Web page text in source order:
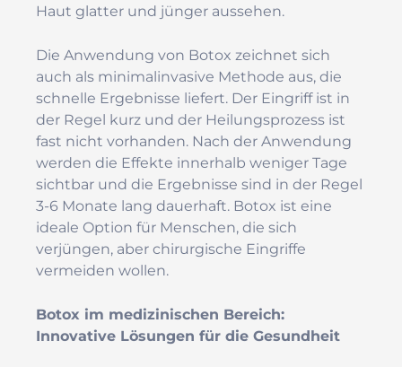
Haut glatter und jünger aussehen.
Die Anwendung von Botox zeichnet sich
auch als minimalinvasive Methode aus, die
schnelle Ergebnisse liefert. Der Eingriff ist in
der Regel kurz und der Heilungsprozess ist
fast nicht vorhanden. Nach der Anwendung
werden die Effekte innerhalb weniger Tage
sichtbar und die Ergebnisse sind in der Regel
3-6 Monate lang dauerhaft. Botox ist eine
ideale Option für Menschen, die sich
verjüngen, aber chirurgische Eingriffe
vermeiden wollen.
Botox im medizinischen Bereich:
Innovative Lösungen für die Gesundheit